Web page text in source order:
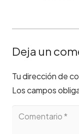
Deja un
Tu dirección de
Los campos